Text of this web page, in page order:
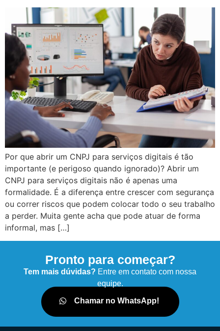
Por que abrir um CNPJ para serviços digitais é tão
importante (e perigoso quando ignorado)? Abrir um
CNPJ para serviços digitais não é apenas uma
formalidade. É a diferença entre crescer com segurança
ou correr riscos que podem colocar todo o seu trabalho
a perder. Muita gente acha que pode atuar de forma
informal, mas […]
Pronto para começar?
Tem mais dúvidas? Entre em contato com nossa
equipe.
Chamar no WhatsApp!